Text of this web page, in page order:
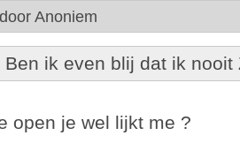
Anoniem
Ben ik even blij dat ik
open je wel lijkt me ?